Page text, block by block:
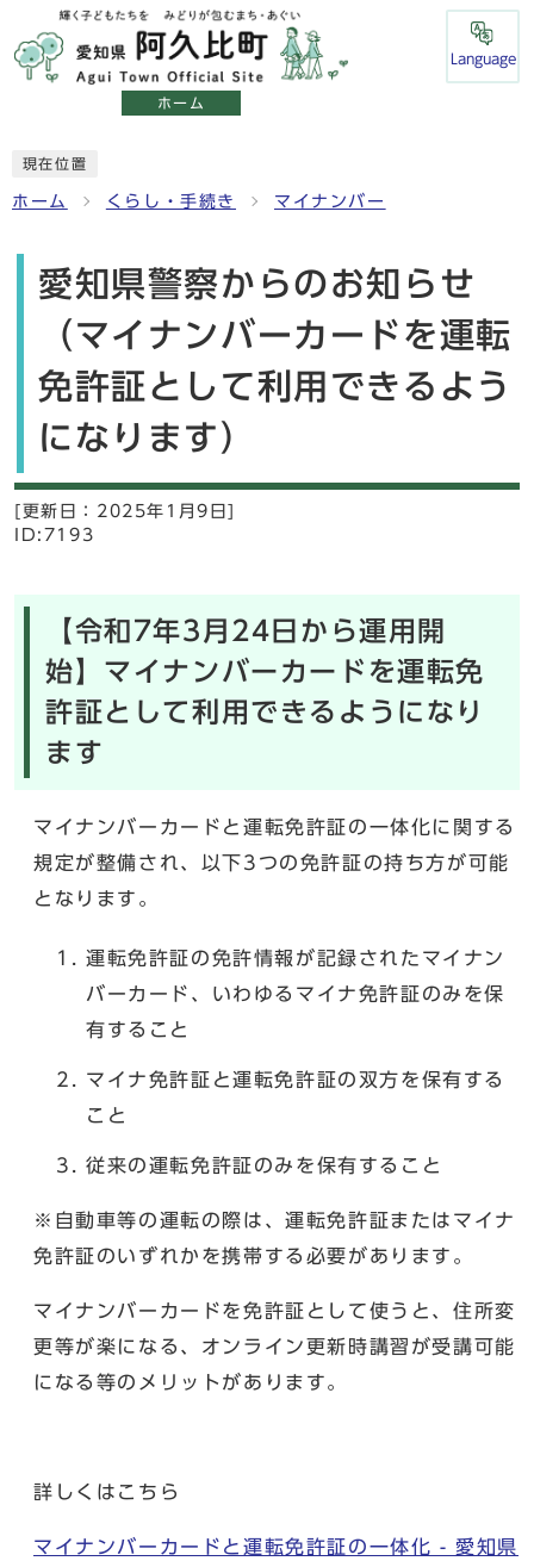
ホーム
Language
現在位置
ホーム くらし・手続き マイナンバー
愛知県警察からのお知らせ
（マイナンバーカードを運転
免許証として利用できるよう
になります）
[更新日： 2025年1月9日]
ID:7193
【令和7年3月24日から運用開
始】マイナンバーカードを運転免
許証として利用できるようになり
ます
マイナンバーカードと運転免許証の一体化に関する
規定が整備され、以下3つの免許証の持ち方が可能
となります。
運転免許証の免許情報が記録されたマイナン
バーカード、いわゆるマイナ免許証のみを保
有すること
マイナ免許証と運転免許証の双方を保有する
こと
従来の運転免許証のみを保有すること
※自動車等の運転の際は、運転免許証またはマイナ
免許証のいずれかを携帯する必要があります。
マイナンバーカードを免許証として使うと、住所変
更等が楽になる、オンライン更新時講習が受講可能
になる等のメリットがあります。
詳しくはこちら
マイナンバーカードと運転免許証の一体化 - 愛知県